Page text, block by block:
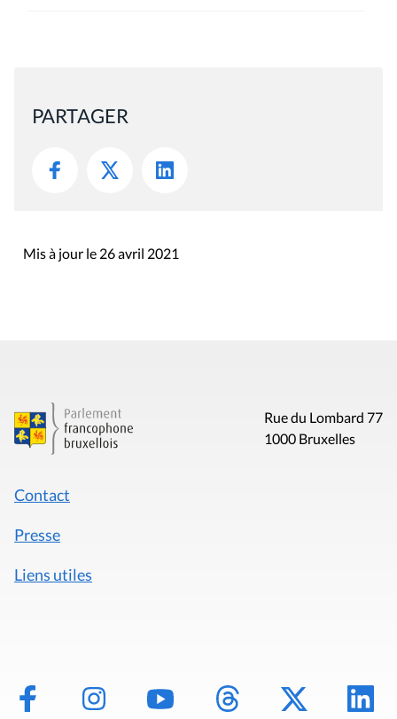
PARTAGER
Mis à jour le 26 avril 2021
Rue du Lombard 77
1000 Bruxelles
Contact
Presse
Liens utiles